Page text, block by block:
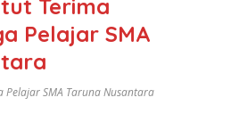
Terima
Pelajar SMA
Pelajar SMA Taruna Nusantara